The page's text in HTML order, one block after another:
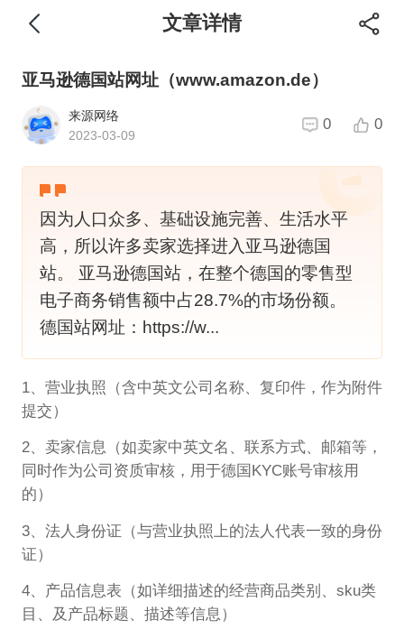
文章详情
亚马逊德国站网址（www.amazon.de）
来源网络
2023-03-09
0 0
因为人口众多、基础设施完善、生活水平
高，所以许多卖家选择进入亚马逊德国
站。 亚马逊德国站，在整个德国的零售型
电子商务销售额中占28.7%的市场份额。
德国站网址：https://w...
1、营业执照（含中英文公司名称、复印件，作为附件
提交）
2、卖家信息（如卖家中英文名、联系方式、邮箱等，
同时作为公司资质审核，用于德国KYC账号审核用
的）
3、法人身份证（与营业执照上的法人代表一致的身份
证）
4、产品信息表（如详细描述的经营商品类别、sku类
目、及产品标题、描述等信息）